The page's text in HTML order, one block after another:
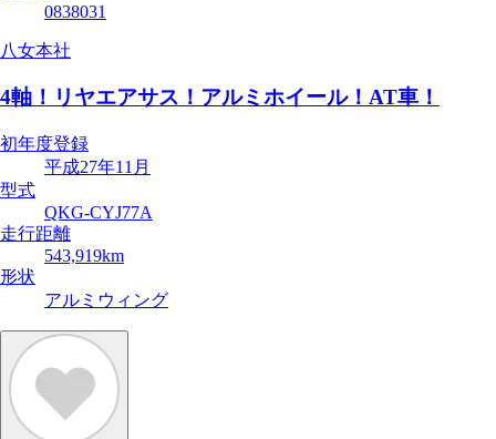
0838031
八女本社
4軸！リヤエアサス！アルミホイール！AT車！
初年度登録
平成27年11月
型式
QKG-CYJ77A
走行距離
543,919km
形状
アルミウィング